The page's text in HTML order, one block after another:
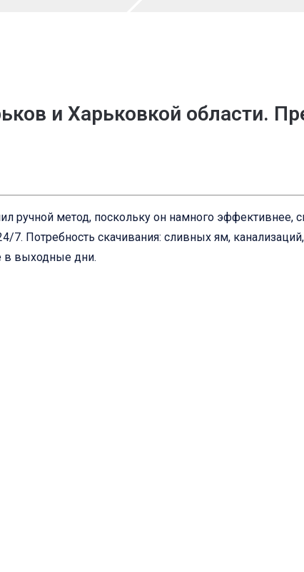
и Харьковкой области.
ручной метод, поскольку он намного эффективнее,
7. Потребность скачивания: сливных ям,
в выходные дни.